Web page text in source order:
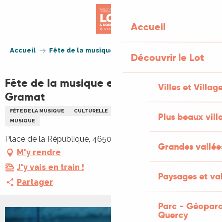
Accueil
Découvrir le Lot
Villes et
Plus beaux
Grandes
Paysages et
Parc -
Quercy
Accueil Fête de la musique et brocante à Gramat
Fête de la musique et brocante à
Gramat
FÊTE DE LA MUSIQUE CULTURELLE
MUSIQUE
Place de la République, 46500 Gramat
M'y rendre
J'y vais en train !
Partager